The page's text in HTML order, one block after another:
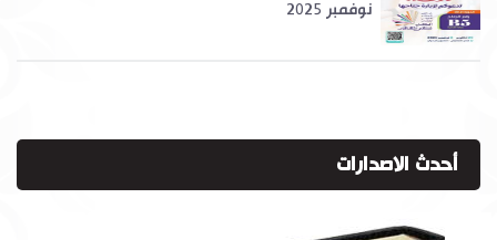
نوفمبر 2025
أحدث الاصدارات